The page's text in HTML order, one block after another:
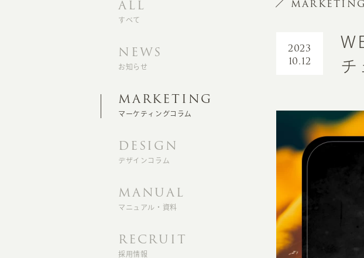
ALL
すべて
NEWS
お知らせ
MARKETING
マーケティングコラム
DESIGN
デザインコラム
MANUAL
マニュアル・資料
RECRUIT
採用情報
MARKETING
チ
2023
10.12